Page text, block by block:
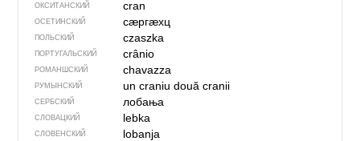
ОКСИТАНСКИЙ cran
ОСЕТИНСКИЙ сӕргӕхц
ПОЛЬСКИЙ czaszka
ПОРТУГАЛЬСКИЙ crânio
РОМАНШСКИЙ chavazza
РУМЫНСКИЙ un craniudouă cranii
СЕРБСКИЙ лобања
СЛОВАЦКИЙ lebka
СЛОВЕНСКИЙ lobanja